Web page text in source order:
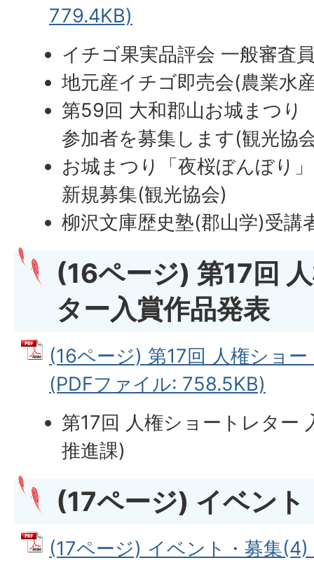
779.4KB)
イチゴ果実品評会 一般審査
地元産イチゴ即売会(農業水
第59回 大和郡山お城まつり
参加者を募集します(観光協
お城まつり「夜桜ぼんぼり
新規募集(観光協会)
柳沢文庫歴史塾(郡山学)受講
(16ページ) 第17回
ター入賞作品発表
(16ページ) 第17回 人権ショ
(PDFファイル: 758.5KB)
第17回 人権ショートレター
推進課)
(17ページ) イベン
(17ページ) イベント・募集